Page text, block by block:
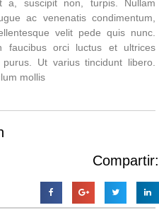
a, suscipit non, turpis. Nullam
ac venenatis condimentum,
velit pede quis nunc.
faucibus orci luctus et ultrices
Ut varius tincidunt libero.
mollis
Compartir: